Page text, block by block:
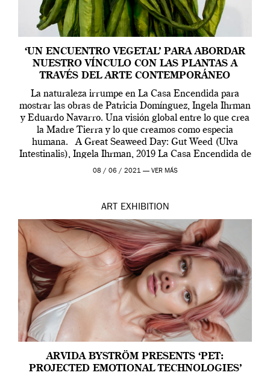
‘UN ENCUENTRO VEGETAL’ PARA ABORDAR
NUESTRO VÍNCULO CON LAS PLANTAS A
TRAVÉS DEL ARTE CONTEMPORÁNEO
La naturaleza irrumpe en La Casa Encendida para
mostrar las obras de Patricia Domínguez, Ingela Ihrman
y Eduardo Navarro. Una visión global entre lo que crea
la Madre Tierra y lo que creamos como especia
humana. A Great Seaweed Day: Gut Weed (Ulva
Intestinalis), Ingela Ihrman, 2019 La Casa Encendida de
Madrid y la Wellcome […]
08 / 06 / 2021 — VER MÁS
ART EXHIBITION
ARVIDA BYSTRÖM PRESENTS ‘PET:
PROJECTED EMOTIONAL TECHNOLOGIES’